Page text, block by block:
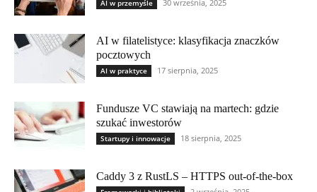
AI w przemyśle 30 września, 2025
AI w filatelistyce: klasyfikacja znaczków
pocztowych
AI w praktyce 17 sierpnia, 2025
Fundusze VC stawiają na martech: gdzie
szukać inwestorów
Startupy i innowacje 18 sierpnia, 2025
Caddy 3 z RustLS – HTTPS out-of-the-box